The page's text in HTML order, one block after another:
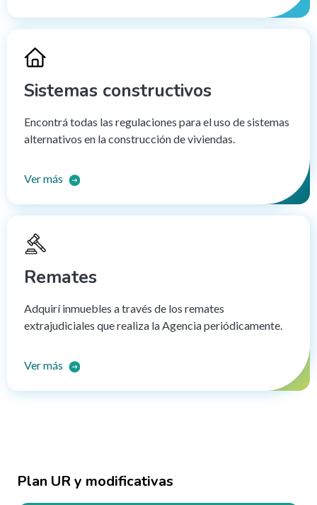
Sistemas constructivos
Encontrá todas las regulaciones para el uso de sistemas
alternativos en la construcción de viviendas.
Ver más
Remates
Adquirí inmuebles a través de los remates
extrajudiciales que realiza la Agencia periódicamente.
Ver más
Plan UR y modificativas